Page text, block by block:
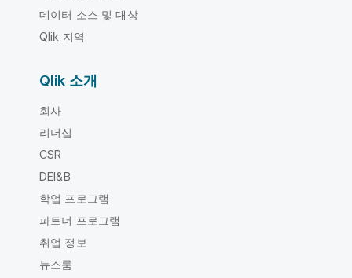
데이터 소스 및 대상
Qlik 지역
Qlik 소개
회사
리더십
CSR
DEI&B
학업 프로그램
파트너 프로그램
취업 정보
뉴스룸